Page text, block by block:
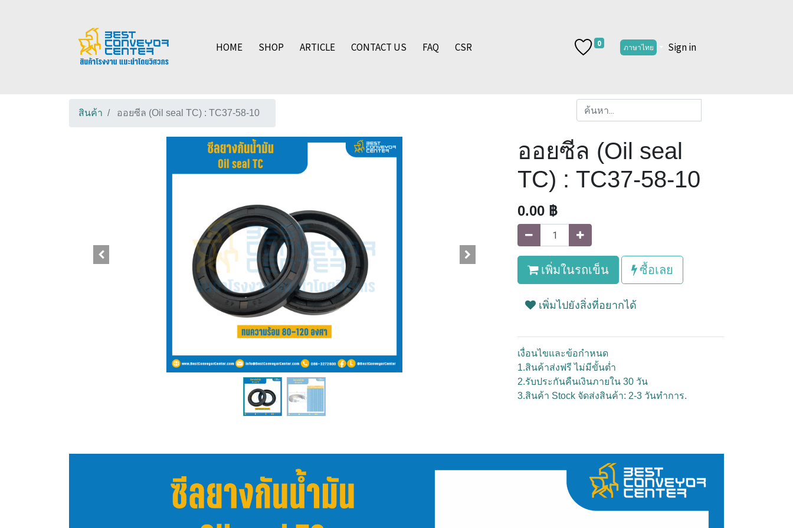
HOME SHOP ARTICLE CONTACT US FAQ CSR 0 ภาษาไทย Sign in
สินค้า ออยซีล (Oil seal TC) : TC37-58-10
ออยซีล (Oil seal
TC) : TC37-58-10
0.00 ฿
เพิ่มในรถเข็น ซื้อเลย
เพิ่มไปยังสิ่งที่อยากได้
เงื่อนไขและข้อกำหนด
1.สินค้าส่งฟรี ไม่มีขั้นต่ำ
2.รับประกันคืนเงินภายใน 30 วัน
3.สินค้า Stock จัดส่งสินค้า: 2-3 วันทำการ.